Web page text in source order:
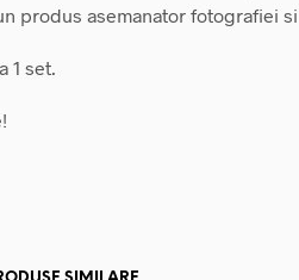
produs asemanator fotografiei
1 set.